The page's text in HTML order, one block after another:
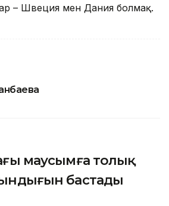
– Швеция мен Дания болмақ.
маусымға толық
бастады